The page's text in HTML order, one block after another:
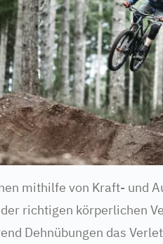
mithilfe von Kraft- und
richtigen körperlichen
Dehnübungen das